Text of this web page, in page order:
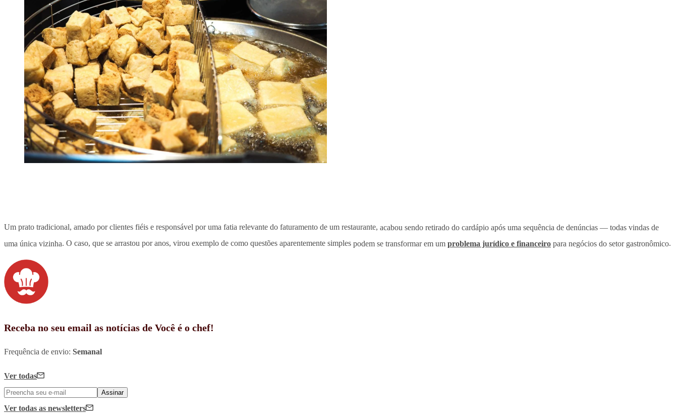
Um prato tradicional, amado por clientes fiéis e responsável por uma fatia relevante do faturamento de um restaurante, acabou sendo retirado do cardápio após uma sequência de denúncias — todas vindas de
uma única vizinha. O caso, que se arrastou por anos, virou exemplo de como questões aparentemente simples podem se transformar em um problema jurídico e financeiro para negócios do setor gastronômico.
Receba no seu email as notícias de Você é o chef!
Frequência de envio: Semanal
Ver todas
Assinar
Ver todas as newsletters